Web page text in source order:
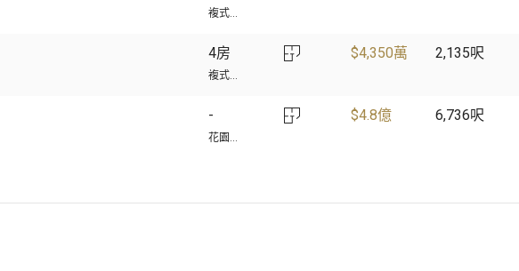
複式...
$4,350萬
複式...
2,135呎
4房
$4.8億
花園...
6,736呎